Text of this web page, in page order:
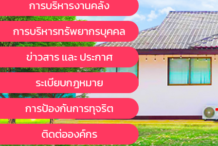
การบริหารงานคลัง
การบริหารทรัพยากรบุคคล
ข่าวสาร เเละ ประกาศ
ระเบียบกฎหมาย
การป้องกันการทุจริต
ติดต่อองค์กร